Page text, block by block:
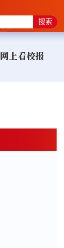
网上看校报